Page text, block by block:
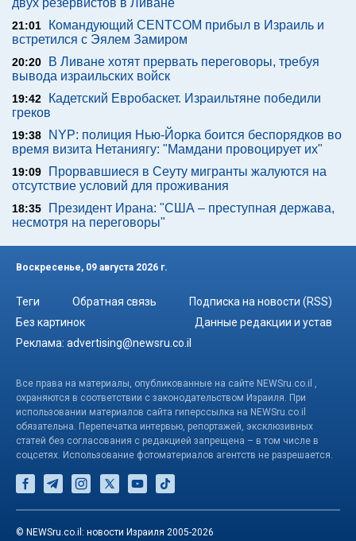
двух резервистов в Ливане
21:01
Командующий CENTCOM прибыл в Израиль и
встретился с Эялем Замиром
20:20
В Ливане хотят прервать переговоры, требуя
вывода израильских войск
19:42
Кадетский Евробаскет. Израильтяне победили
греков
19:38
NYP: полиция Нью-Йорка боится беспорядков во
время визита Нетаниягу: "Мамдани провоцирует их"
19:09
Прорвавшиеся в Сеуту мигранты жалуются на
отсутствие условий для проживания
18:35
Президент Ирана: "США – преступная держава,
несмотря на переговоры"
Воскресенье, 09 августа 2026 г.
Теги Обратная связь
Подписка на новости (RSS)
Без картинок
Данные редакции и устав
Реклама: advertising@newsru.co.il
Все права на материалы, опубликованные на сайте NEWSru.co.il ,
охраняются в соответствии с законодательством Израиля. При
использовании материалов сайта гиперссылка на NEWSru.co.il
обязательна. Перепечатка интервью, репортажей, эксклюзивных
статей без согласования с редакцией запрещена – в том числе в
соцсетях. Использование фотоматериалов агентств не разрешается.
© NEWSru.co.il: новости Израиля 2005-2026